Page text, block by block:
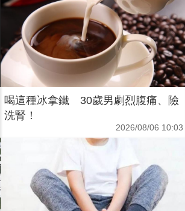
喝這種冰拿鐵 30歲男劇烈腹痛、險
洗腎！
2026/08/06 10:03